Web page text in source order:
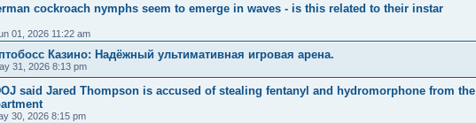
cockroach nymphs seem to emerge in waves - is this related to their instar
01, 2026 11:22 am
Казино: Надёжный ультимативная игровая арена.
31, 2026 8:13 pm
said Jared Thompson is accused of stealing fentanyl and hydromorphone from the
30, 2026 8:15 pm